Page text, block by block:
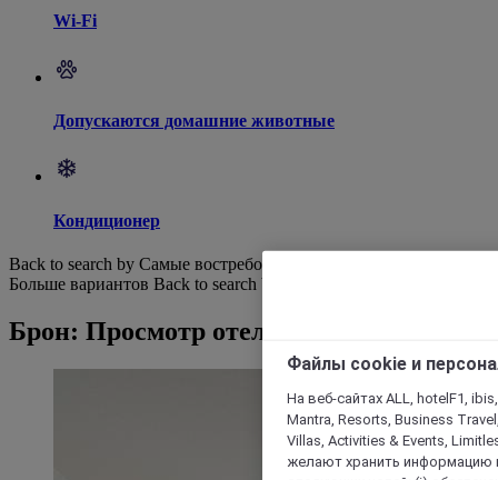
Wi-Fi
Допускаются домашние животные
Кондиционер
Back to search by Самые востребованные
Больше вариантов Back to search by categories
Брон: Просмотр отелей
Файлы cookie и
На веб-сайтах ALL, hotelF1,
Mantra, Resorts, Business
Villas, Activities & Events,
желают хранить информацию